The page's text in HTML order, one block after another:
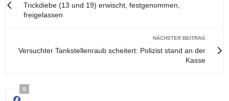
Trickdiebe (13 und 19) erwischt, festgenommen,
freigelassen
NÄCHSTER BEITRAG
Versuchter Tankstellenraub scheitert: Polizist stand an der
Kasse
0